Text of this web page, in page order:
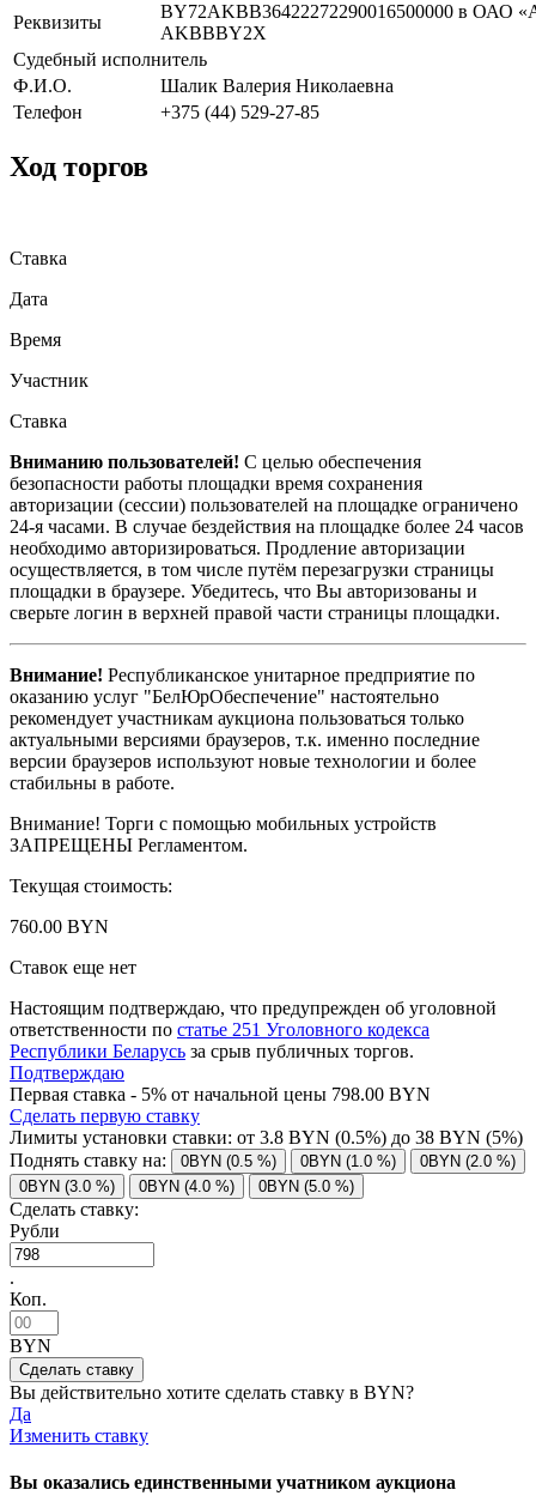
Реквизиты
BY72AKBB36422272290016500000 в ОАО
AKBBBY2X
Судебный исполнитель
Ф.И.О.
Шалик Валерия Николаевна
Телефон
+375 (44) 529-27-85
Ход торгов
Ставка
Дата
Время
Участник
Ставка
Вниманию пользователей! С целью обеспечения
безопасности работы площадки время сохранения
авторизации (сессии) пользователей на площадке ограничено
24-я часами. В случае бездействия на площадке более 24 часов
необходимо авторизироваться. Продление авторизации
осуществляется, в том числе путём перезагрузки страницы
площадки в браузере. Убедитесь, что Вы авторизованы и
сверьте логин в верхней правой части страницы площадки.
Внимание! Республиканское унитарное предприятие по
оказанию услуг "БелЮрОбеспечение" настоятельно
рекомендует участникам аукциона пользоваться только
актуальными версиями браузеров, т.к. именно последние
версии браузеров используют новые технологии и более
стабильны в работе.
Внимание! Торги с помощью мобильных устройств
ЗАПРЕЩЕНЫ Регламентом.
Текущая стоимость:
760.00 BYN
Ставок еще нет
Настоящим подтверждаю, что предупрежден об уголовной
ответственности по статье 251 Уголовного кодекса
Республики Беларусь за срыв публичных торгов.
Подтверждаю
Первая ставка - 5% от начальной цены 798.00 BYN
Сделать первую ставку
Лимиты установки ставки: от 3.8 BYN (0.5%) до 38 BYN (5%)
Поднять ставку на:
0BYN (0.5 %) 0BYN (1.0 %)
0BYN (2.0 %)
0BYN (3.0 %)
0BYN (4.0 %) 0BYN (5.0 %)
Сделать ставку:
Рубли
.
Коп.
BYN
Вы действительно хотите сделать ставку в BYN?
Да
Изменить ставку
Вы оказались единственными учатником аукциона